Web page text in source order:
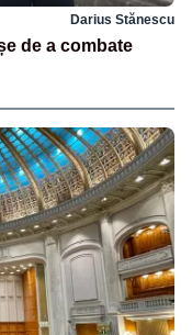
Darius Stănescu
de a combate